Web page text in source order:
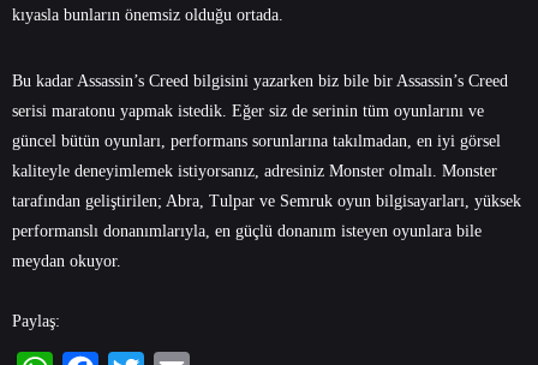
kıyasla bunların önemsiz olduğu ortada.
Bu kadar Assassin’s Creed bilgisini yazarken biz bile bir Assassin’s Creed
serisi maratonu yapmak istedik. Eğer siz de serinin tüm oyunlarını ve
güncel bütün oyunları, performans sorunlarına takılmadan, en iyi görsel
kaliteyle deneyimlemek istiyorsanız, adresiniz Monster olmalı. Monster
tarafından geliştirilen; Abra, Tulpar ve Semruk oyun bilgisayarları, yüksek
performanslı donanımlarıyla, en güçlü donanım isteyen oyunlara bile
meydan okuyor.
Paylaş: